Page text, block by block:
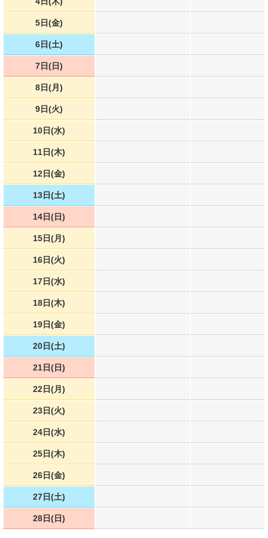
5日(金)
6日(土)
7日(日)
8日(月)
9日(火)
10日(水)
11日(木)
12日(金)
13日(土)
14日(日)
15日(月)
16日(火)
17日(水)
18日(木)
19日(金)
20日(土)
21日(日)
22日(月)
23日(火)
24日(水)
25日(木)
26日(金)
27日(土)
28日(日)